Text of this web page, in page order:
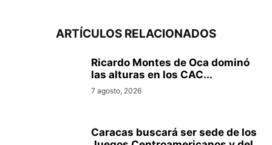
ARTÍCULOS RELACIONADOS
Ricardo Montes de Oca dominó
las alturas en los CAC...
7 agosto, 2026
Caracas buscará ser sede de los